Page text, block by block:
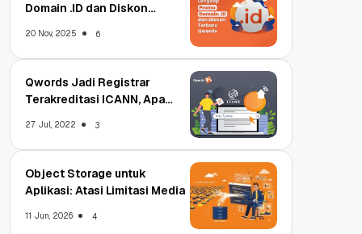
Domain .ID dan Diskon
20 Nov, 2025 6
Qwords Jadi Registrar
Terakreditasi ICANN, Apa
27 Jul, 2022 3
Object Storage untuk
Aplikasi: Atasi Limitasi Media
11 Jun, 2026 4